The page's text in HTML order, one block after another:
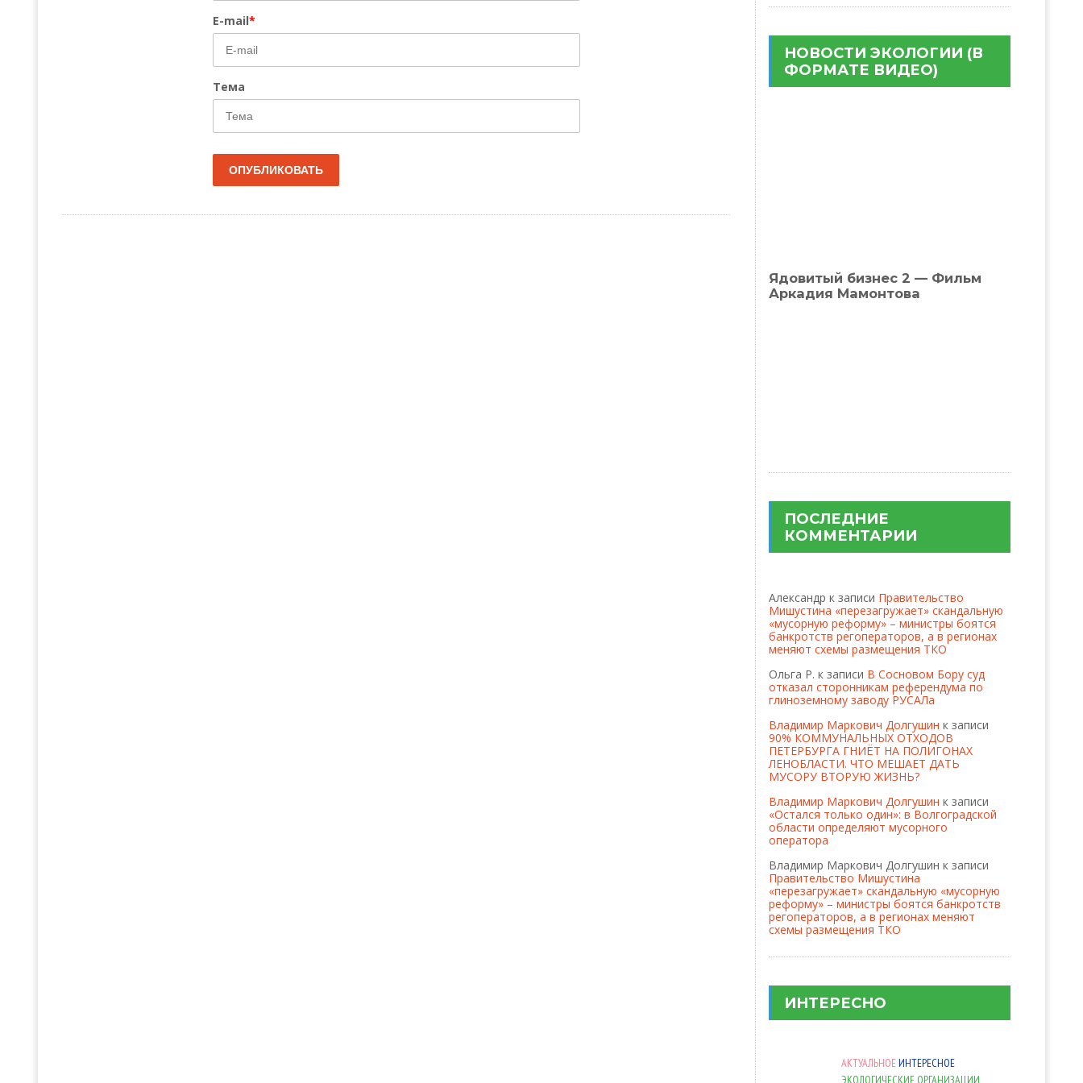
E-mail*
Тема
НОВОСТИ ЭКОЛОГИИ (В
ФОРМАТЕ ВИДЕО)
Ядовитый бизнес 2 — Фильм
Аркадия Мамонтова
ПОСЛЕДНИЕ
КОММЕНТАРИИ
Александр к записи Правительство
Мишустина «перезагружает» скандальную
«мусорную реформу» – министры боятся
банкротств регоператоров, а в регионах
меняют схемы размещения ТКО
Ольга Р. к записи В Сосновом Бору суд
отказал сторонникам референдума по
глиноземному заводу РУСАЛа
Владимир Маркович Долгушин к записи
90% КОММУНАЛЬНЫХ ОТХОДОВ
ПЕТЕРБУРГА ГНИЁТ НА ПОЛИГОНАХ
ЛЕНОБЛАСТИ. ЧТО МЕШАЕТ ДАТЬ
МУСОРУ ВТОРУЮ ЖИЗНЬ?
Владимир Маркович Долгушин к записи
«Остался только один»: в Волгоградской
области определяют мусорного
оператора
Владимир Маркович Долгушин к записи
Правительство Мишустина
«перезагружает» скандальную «мусорную
реформу» – министры боятся банкротств
регоператоров, а в регионах меняют
схемы размещения ТКО
ИНТЕРЕСНО
АКТУАЛЬНОЕИНТЕРЕСНОЕ
ЭКОЛОГИЧЕСКИЕ ОРГАНИЗАЦИИ